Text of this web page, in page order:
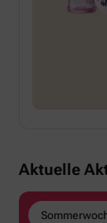
Aktuelle